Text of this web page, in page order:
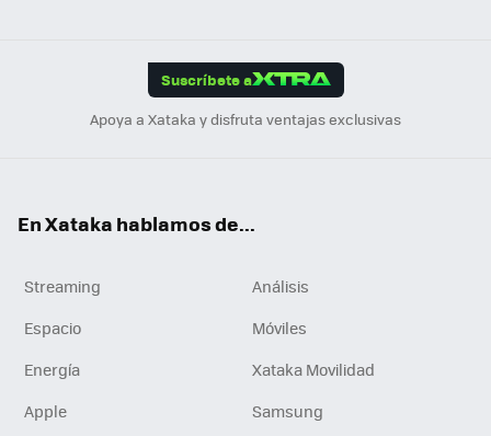
Suscríbete a
Apoya a Xataka y disfruta ventajas exclusivas
En Xataka hablamos de...
Streaming
Análisis
Espacio
Móviles
Energía
Xataka Movilidad
Apple
Samsung